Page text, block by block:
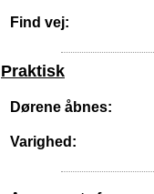
Find vej:
Praktisk
Dørene åbnes:
Varighed: